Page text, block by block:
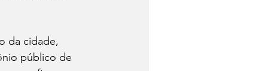
da cidade,
público de